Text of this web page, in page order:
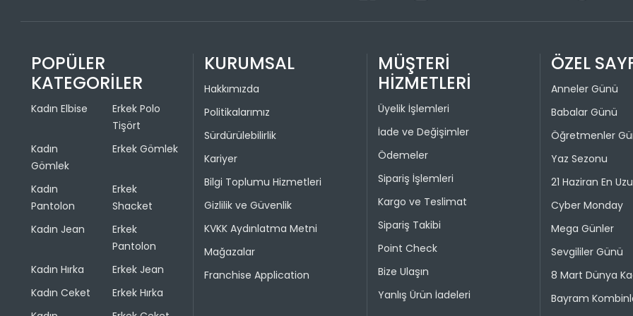
olarak
İade
Colin's
iade
Değişim
bedeniyle
İade
3
Taksit
1
Taksit
1
POPÜLER
KATEGORİLER
Kadın Elbise
Kadın
Gömlek
Kadın
Pantolon
Kadın Jean
Kadın Hırka
Kadın Ceket
Erkek Polo
Tişört
Erkek Gömlek
Erkek
Shacket
Erkek
Pantolon
Erkek Jean
Erkek Hırka
KURUMSAL
Hakkımızda
Politikalarımız
Sürdürülebilirlik
Kariyer
Bilgi Toplumu Hizmetleri
Gizlilik ve Güvenlik
KVKK Aydınlatma Metni
Mağazalar
Franchise Application
MÜŞTERİ
HİZMETLERİ
Üyelik İşlemleri
İade ve Değişimler
Ödemeler
Sipariş İşlemleri
Kargo ve Teslimat
Sipariş Takibi
Point Check
Bize Ulaşın
Yanlış Ürün İadeleri
ÖZEL
Anneler Günü
Babalar Günü
Öğretmenler
Yaz Sezonu
21 Haziran En
Cyber Monday
Mega Günler
Sevgililer Günü
8 Mart Dünya
Bayram